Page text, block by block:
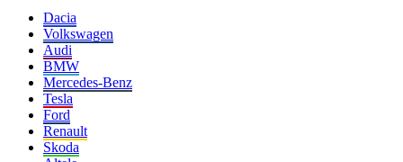
Dacia
Volkswagen
Audi
BMW
Mercedes-Benz
Tesla
Ford
Renault
Skoda